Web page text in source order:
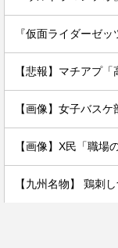
『仮面ライダーゼ
【画像】女子バス